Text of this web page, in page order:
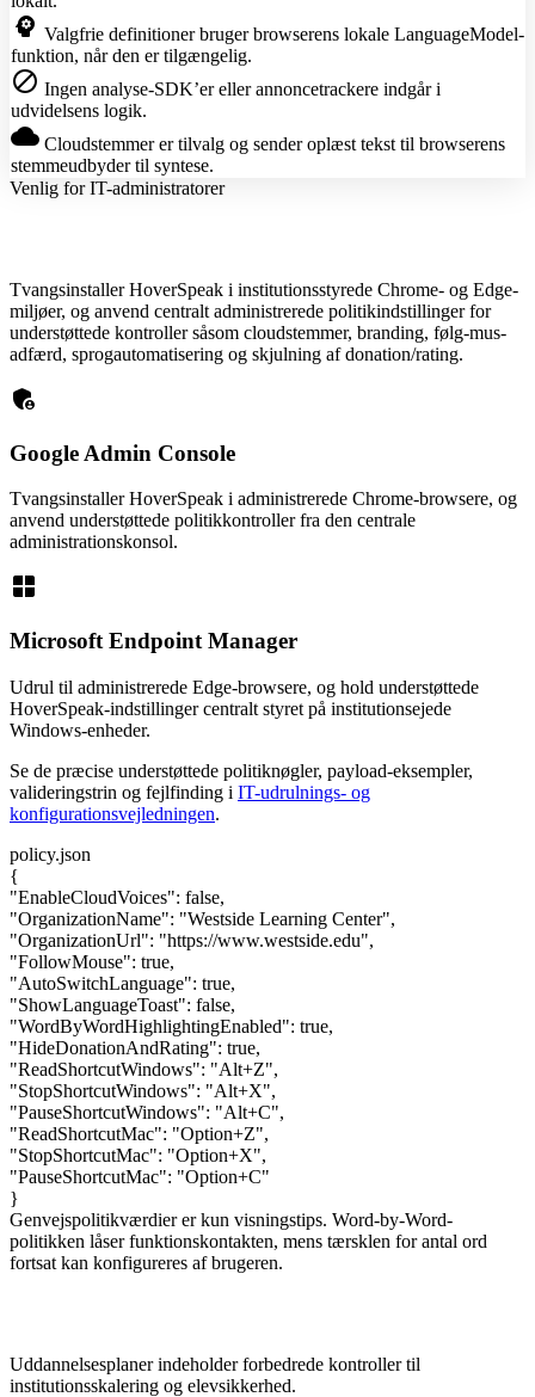
psychology Valgfrie definitioner bruger browserens lokale LanguageModel-
funktion, når den er tilgængelig.
block Ingen analyse-SDK’er eller annoncetrackere indgår i
udvidelsens logik.
cloud Cloudstemmer er tilvalg og sender oplæst tekst til browserens
stemmeudbyder til syntese.
Venlig for IT-administratorer
Tvangsinstaller HoverSpeak i institutionsstyrede Chrome- og Edge-
miljøer, og anvend centralt administrerede politikindstillinger for
understøttede kontroller såsom cloudstemmer, branding, følg-mus-
adfærd, sprogautomatisering og skjulning af donation/rating.
admin_panel_settings
Google Admin Console
Tvangsinstaller HoverSpeak i administrerede Chrome-browsere, og
anvend understøttede politikkontroller fra den centrale
administrationskonsol.
window
Microsoft Endpoint Manager
Udrul til administrerede Edge-browsere, og hold understøttede
HoverSpeak-indstillinger centralt styret på institutionsejede
Windows-enheder.
Se de præcise understøttede politiknøgler, payload-eksempler,
valideringstrin og fejlfinding i IT-udrulnings- og
konfigurationsvejledningen.
policy.json
{
"EnableCloudVoices": false,
"OrganizationName": "Westside Learning Center",
"OrganizationUrl": "https://www.westside.edu",
"FollowMouse": true,
"AutoSwitchLanguage": true,
"ShowLanguageToast": false,
"WordByWordHighlightingEnabled": true,
"HideDonationAndRating": true,
"ReadShortcutWindows": "Alt+Z",
"StopShortcutWindows": "Alt+X",
"PauseShortcutWindows": "Alt+C",
"ReadShortcutMac": "Option+Z",
"StopShortcutMac": "Option+X",
"PauseShortcutMac": "Option+C"
}
Genvejspolitikværdier er kun visningstips. Word-by-Word-
politikken låser funktionskontakten, mens tærsklen for antal ord
fortsat kan konfigureres af brugeren.
Uddannelsesplaner indeholder forbedrede kontroller til
institutionsskalering og elevsikkerhed.